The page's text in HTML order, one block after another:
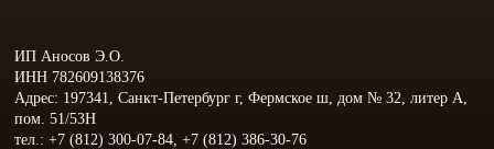
ИП Аносов Э.О.
ИНН 782609138376
Адрес: 197341, Санкт-Петербург г, Фермское ш, дом № 32, литер А,
пом. 51/53Н
тел.: +7 (812) 300-07-84, +7 (812) 386-30-76